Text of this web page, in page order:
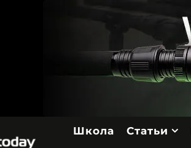
Школа Статьи